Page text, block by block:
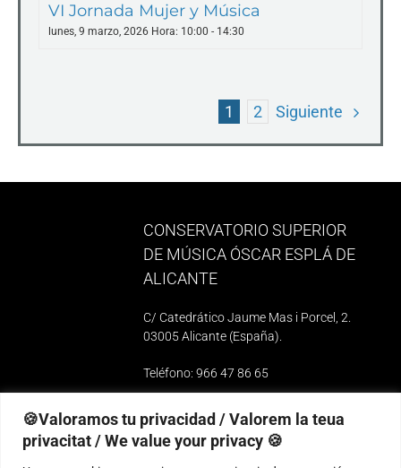
🍪Valoramos tu privacidad / Valorem la teua
privacitat / We value your privacy 🍪
VI Jornada Mujer y Música
lunes, 9 marzo, 2026 Hora: 10:00 - 14:30
1 2 Siguiente
CONSERVATORIO SUPERIOR
DE MÚSICA ÓSCAR ESPLÁ DE
ALICANTE
C/ Catedrático Jaume Mas i Porcel, 2.
03005 Alicante (España)
Teléfono: 966 47 86 65
e-mail: 03010739@iseacv.gva.es
Contacta con nosotros